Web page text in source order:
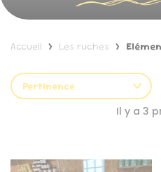
Accueil Les ruches
Pertinence
Il y a 3